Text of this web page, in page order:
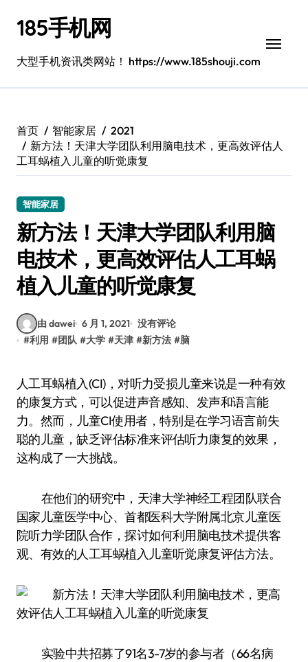
185手机网
大型手机资讯类网站！ https://www.185shouji.com
首页 智能家居
2021
新方法！天津大学团队利用脑电技术，更高效评估人
工耳蜗植入儿童的听觉康复
智能家居
新方法！天津大学团队利用脑
电技术，更高效评估人工耳蜗
植入儿童的听觉康复
由 dawei 6 月 1, 2021 没有评论
#利用 #团队 #大学 #天津 #新方法 #脑
人工耳蜗植入(CI)，对听力受损儿童来说是一种有效
的康复方式，可以促进声音感知、发声和语言能
力。然而，儿童CI使用者，特别是在学习语言前失
聪的儿童，缺乏评估标准来评估听力康复的效果，
这构成了一大挑战。
在他们的研究中，天津大学神经工程团队联合
国家儿童医学中心、首都医科大学附属北京儿童医
院听力学团队合作，探讨如何利用脑电技术提供客
观、有效的人工耳蜗植入儿童听觉康复评估方法。
实验中共招募了91名3-7岁的参与者（66名病